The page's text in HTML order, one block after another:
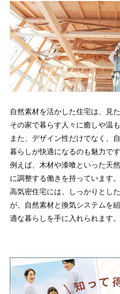
自然素材を活かした住宅は、見
その家で暮らす人々に癒しや温
また、デザイン性だけでなく、
暮らしが快適になるのも魅力です
例えば、木材や漆喰といった天
に調整する働きを持っています。
高気密住宅には、しっかりとし
が、自然素材と換気システムを
適な暮らしを手に入れられます。